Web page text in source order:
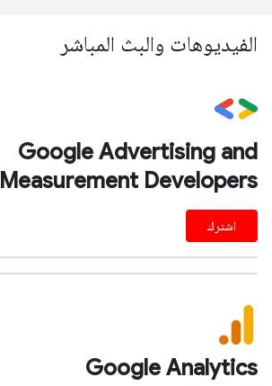
الفيديوهات والبث المباشر
Google Advertising and
Measurement Developers
اشترك
Google Analytics